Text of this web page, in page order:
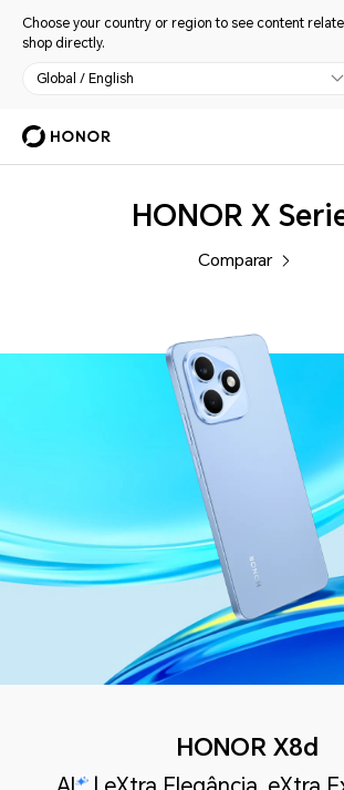
Choose your country or region to see content
shop directly.
Global / English
Smartphones
HONOR X
Comparar
HONOR X8d